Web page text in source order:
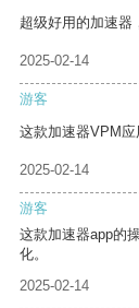
超级好用的加速器
2025-02-14
游客
这款加速器VPM应
2025-02-14
游客
这款加速器app的
化。
2025-02-14